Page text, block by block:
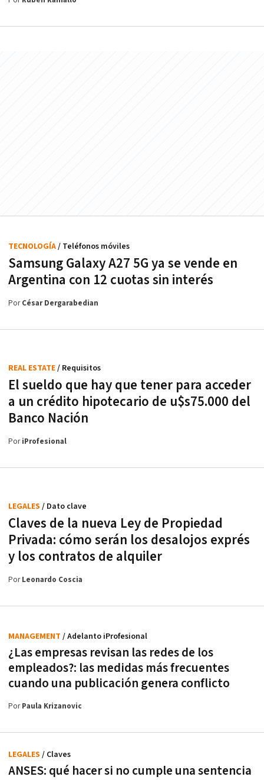
Samsung Galaxy A27 5G ya se vende en
Argentina con 12 cuotas sin interés
TECNOLOGÍA/ Teléfonos móviles
PorCésar Dergarabedian
El sueldo que hay que tener para acceder
a un crédito hipotecario de u$s75.000 del
Banco Nación
REAL ESTATE/ Requisitos
PoriProfesional
Claves de la nueva Ley de Propiedad
Privada: cómo serán los desalojos exprés
y los contratos de alquiler
LEGALES / Dato clave
PorLeonardo Coscia
¿Las empresas revisan las redes de los
empleados?: las medidas más frecuentes
cuando una publicación genera conflicto
MANAGEMENT / Adelanto iProfesional
PorPaula Krizanovic
ANSES: qué hacer si no cumple una sentencia
LEGALES / Claves